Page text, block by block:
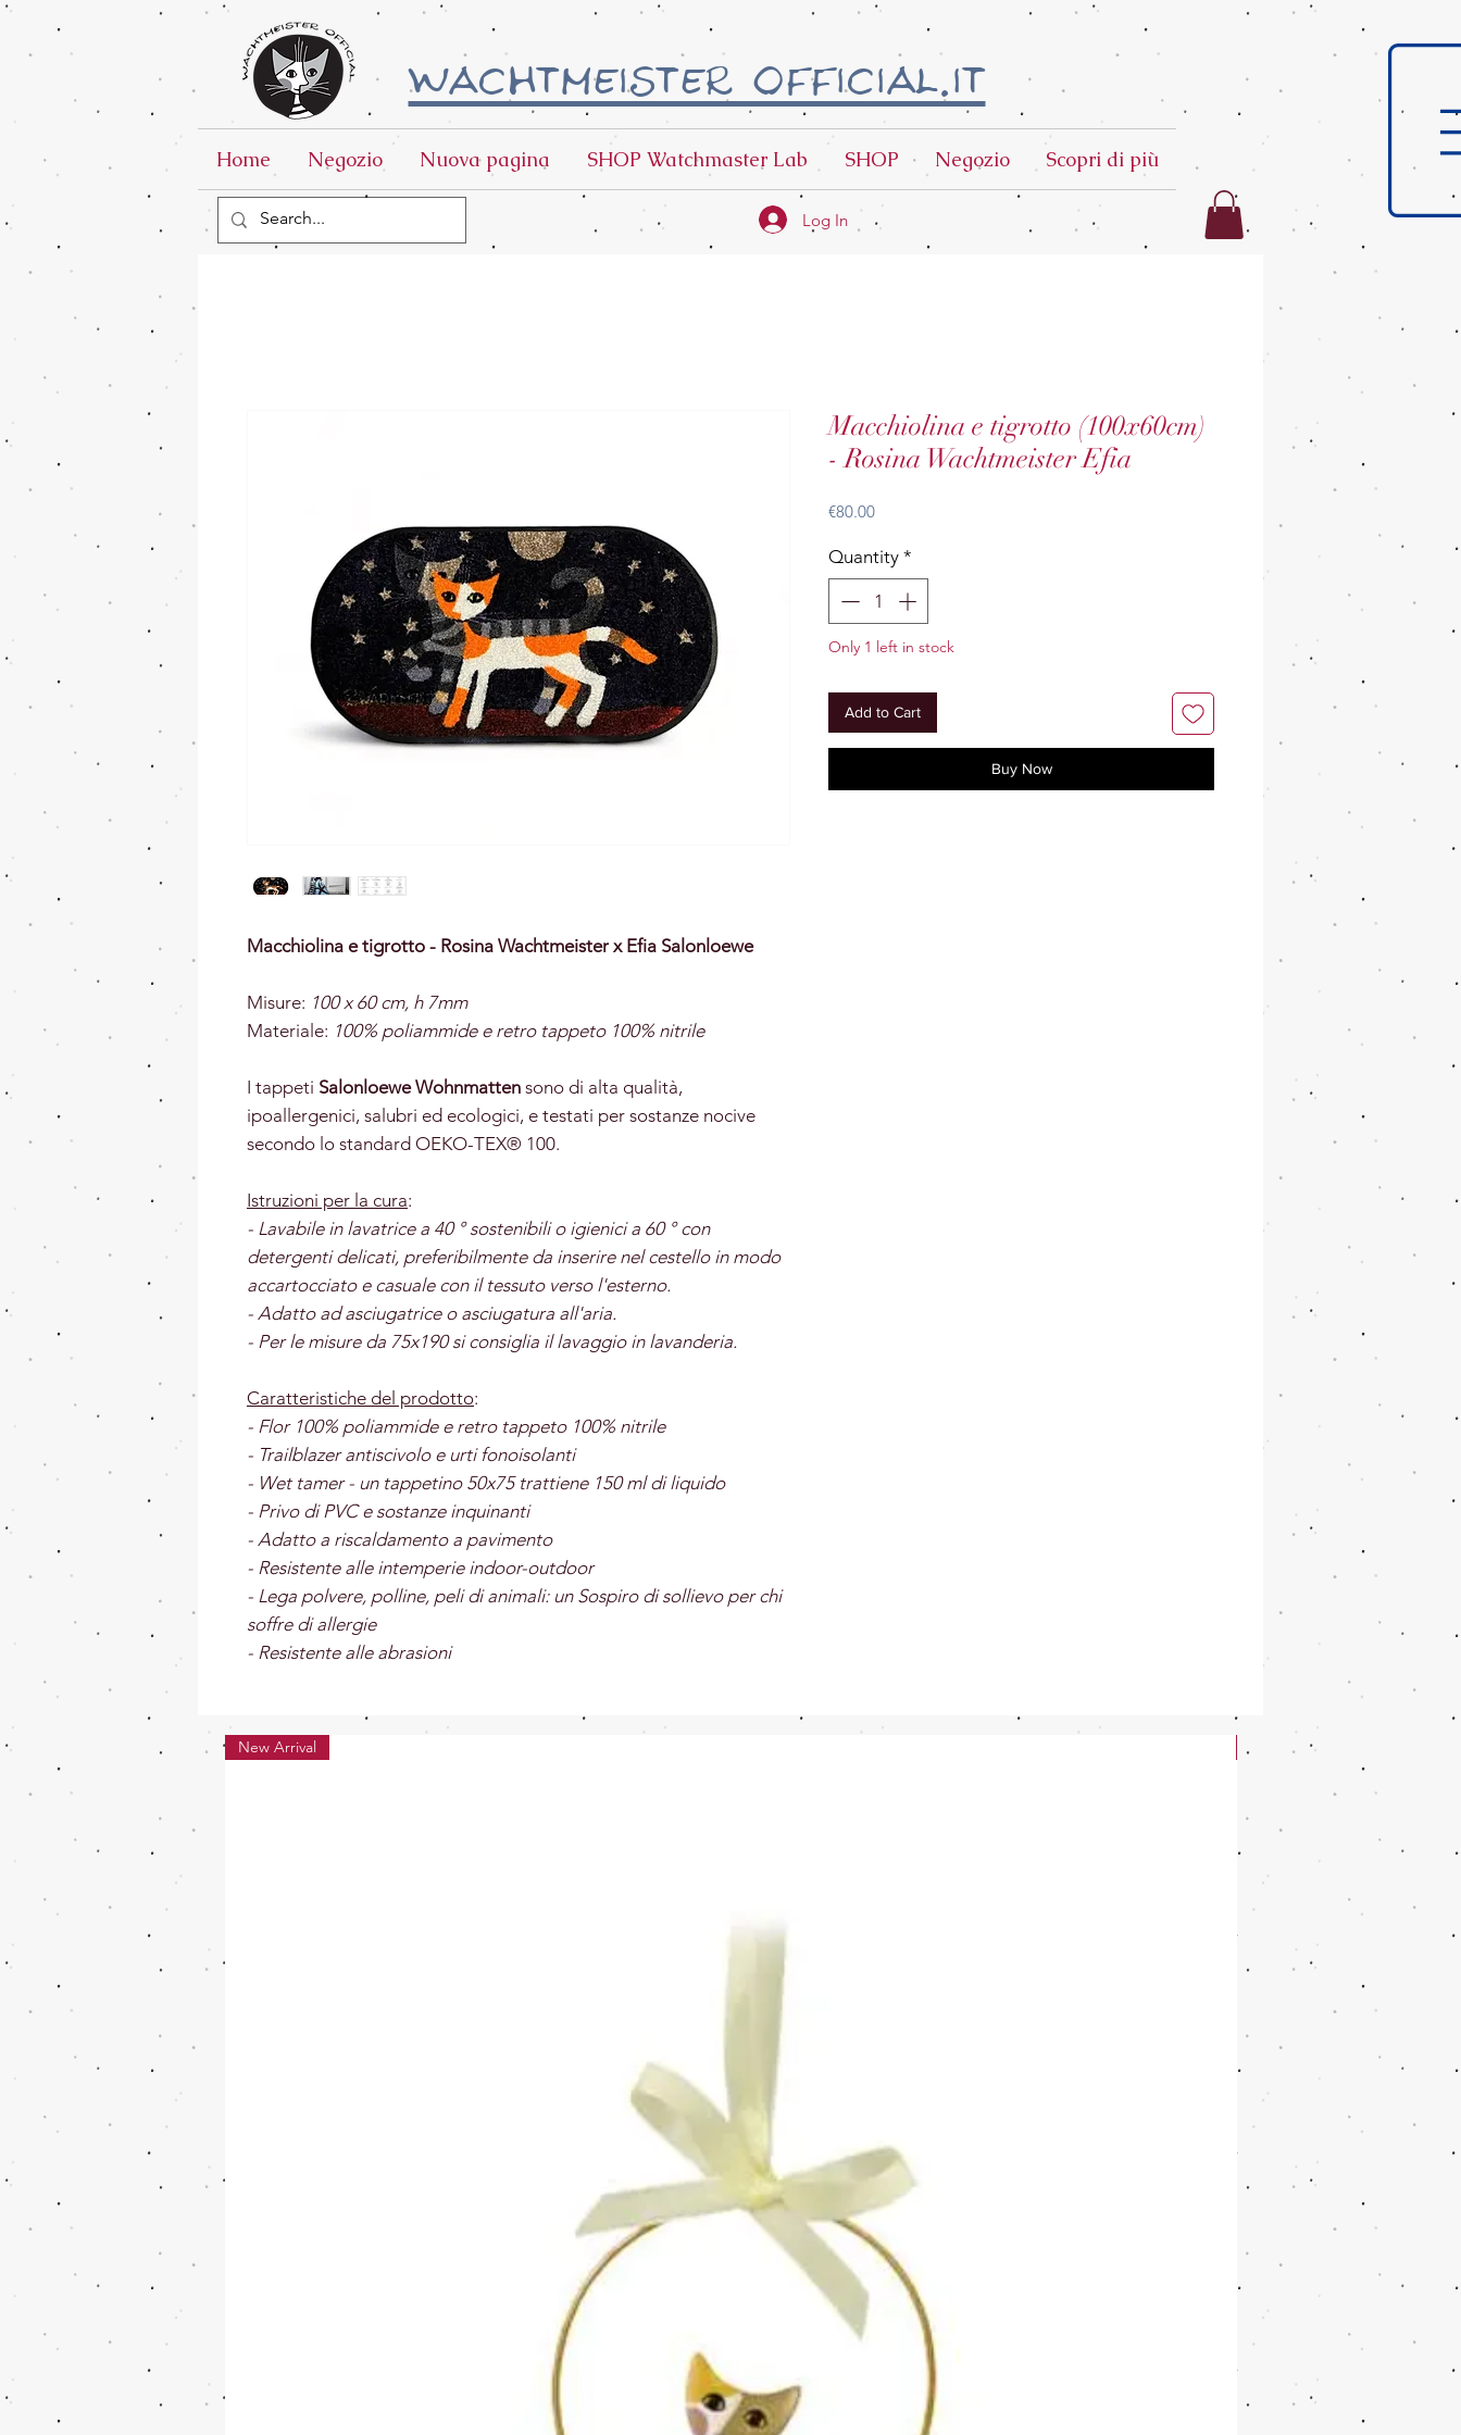
wachtmeister official.it
Home Negozio Nuova pagina SHOP Watchmaster Lab SHOP Negozio Scopri di più
Log In
Macchiolina e tigrotto - Rosina Wachtmeister x Efia Salonloewe
Misure: 100 x 60 cm, h 7mm
Materiale: 100% poliammide e retro tappeto 100% nitrile
I tappeti Salonloewe Wohnmatten sono di alta qualità,
ipoallergenici, salubri ed ecologici, e testati per sostanze nocive
secondo lo standard OEKO-TEX® 100.
Istruzioni per la cura:
- Lavabile in lavatrice a 40 ° sostenibili o igienici a 60 ° con
detergenti delicati, preferibilmente da inserire nel cestello in modo
accartocciato e casuale con il tessuto verso l'esterno.
- Adatto ad asciugatrice o asciugatura all'aria.
- Per le misure da 75x190 si consiglia il lavaggio in lavanderia.
Caratteristiche del prodotto:
- Flor 100% poliammide e retro tappeto 100% nitrile
- Trailblazer antiscivolo e urti fonoisolanti
- Wet tamer - un tappetino 50x75 trattiene 150 ml di liquido
- Privo di PVC e sostanze inquinanti
- Adatto a riscaldamento a pavimento
- Resistente alle intemperie indoor-outdoor
- Lega polvere, polline, peli di animali: un Sospiro di sollievo per chi
soffre di allergie
- Resistente alle abrasioni
Macchiolina e tigrotto (100x60cm)
- Rosina Wachtmeister Efia
€80.00Price
Quantity *
Only 1 left in stock
Add to Cart
Buy Now
New Arrival New Arrival